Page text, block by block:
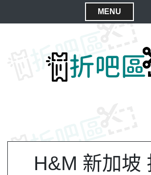
MENU
H&M 新加坡